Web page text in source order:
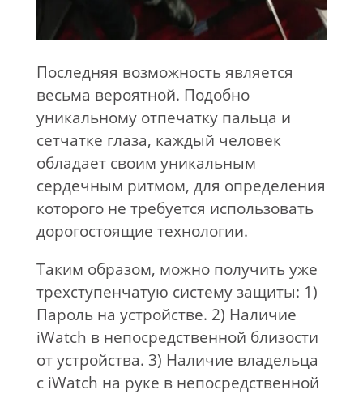
Последняя возможность является
весьма вероятной. Подобно
уникальному отпечатку пальца и
сетчатке глаза, каждый человек
обладает своим уникальным
сердечным ритмом, для определения
которого не требуется использовать
дорогостоящие технологии.
Таким образом, можно получить уже
трехступенчатую систему защиты: 1)
Пароль на устройстве. 2) Наличие
iWatch в непосредственной близости
от устройства. 3) Наличие владельца
с iWatch на руке в непосредственной